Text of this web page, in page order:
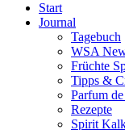
Start
Journal
Tagebuch
WSA
Früchte
Tipps &
Parfum
Rezepte
Spirit